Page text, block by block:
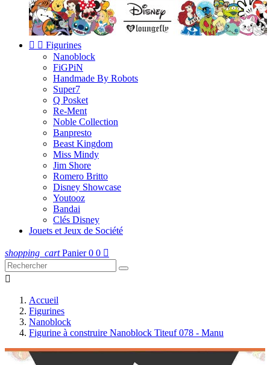
  Figurines
Nanoblock
FiGPiN
Handmade By Robots
Super7
Q Posket
Re-Ment
Noble Collection
Banpresto
Beast Kingdom
Miss Mindy
Jim Shore
Romero Britto
Disney Showcase
Youtooz
Bandai
Clés Disney
Jouets et Jeux de Société
shopping_cart Panier 0 0 

Accueil
Figurines
Nanoblock
Figurine à construire Nanoblock Titeuf 078 - Manu